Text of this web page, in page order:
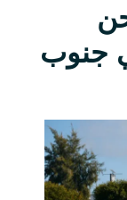
جنوب